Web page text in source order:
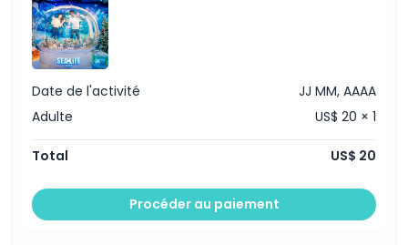
Exclus
Heures d'ouverture
À savoir
Emplacement
Date de l'activité
JJ MM, AAAA
Adulte
US$ 20 × 1
Total US$ 20
Procéder au paiement